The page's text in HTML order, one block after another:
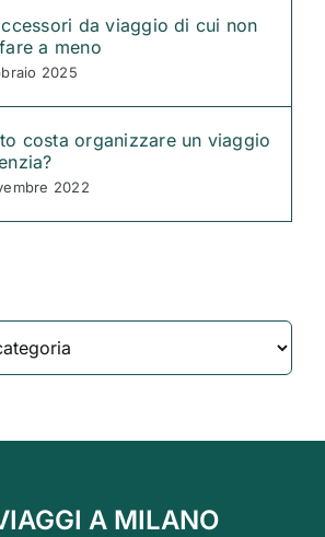
da viaggio di cui non
a meno
2025
costa organizzare un viaggio
2022
A MILANO